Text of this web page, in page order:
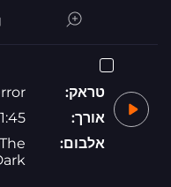
טראק:
אורך:
אלבום: